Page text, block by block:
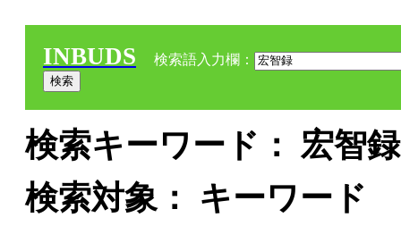
INBUDS 検索語入力欄：
検索キーワード： 宏智
検索対象： キーワード